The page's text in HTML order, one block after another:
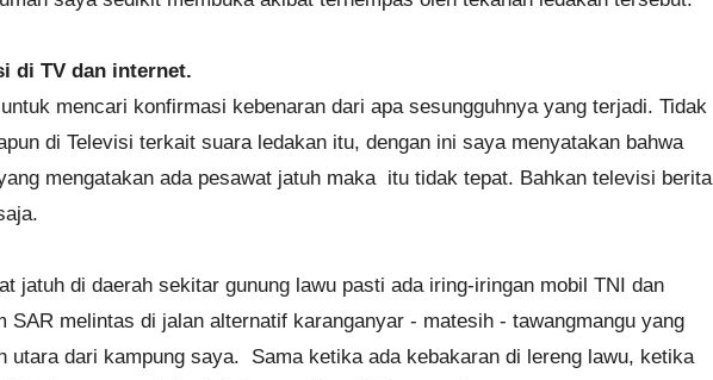
di TV dan internet.
mencari konfirmasi kebenaran dari apa sesungguhnya yang terjadi. Tidak
di Televisi terkait suara ledakan itu, dengan ini saya menyatakan bahwa
mengatakan ada pesawat jatuh maka itu tidak tepat. Bahkan televisi berita
jatuh di daerah sekitar gunung lawu pasti ada iring-iringan mobil TNI dan
SAR melintas di jalan alternatif karanganyar - matesih - tawangmangu yang
utara dari kampung saya. Sama ketika ada kebakaran di lereng lawu, ketika